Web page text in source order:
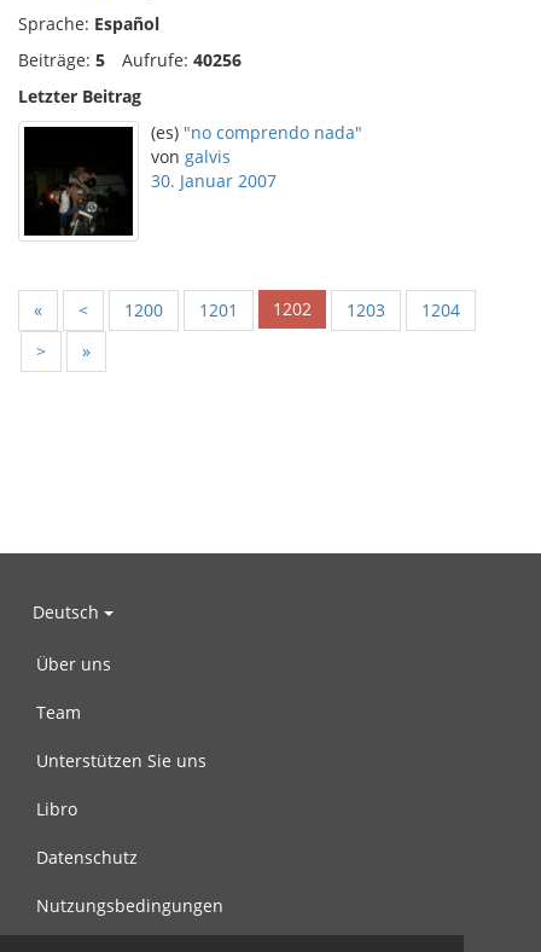
Sprache: Español
Beiträge: 5 Aufrufe: 40256
Letzter Beitrag
(es) "no comprendo nada"
von galvis
30. Januar 2007
« < 1200 1201 1202 1203
1204
>
»
Deutsch
Über uns
Team
Unterstützen Sie uns
Libro
Datenschutz
Nutzungsbedingungen